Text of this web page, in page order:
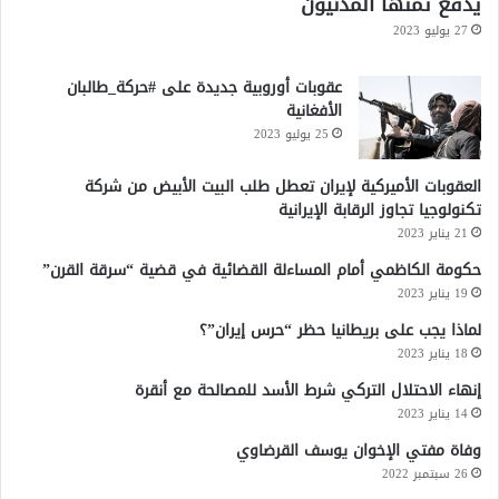
27 يوليو 2023
عقوبات أوروبية جديدة على #حركة_طالبان
الأفغانية
25 يوليو 2023
العقوبات الأميركية لإيران تعطل طلب البيت الأبيض من شركة
تكنولوجيا تجاوز الرقابة الإيرانية
21 يناير 2023
حكومة الكاظمي أمام المساءلة القضائية في قضية “سرقة القرن”
19 يناير 2023
لماذا يجب على بريطانيا حظر “حرس إيران”؟
18 يناير 2023
إنهاء الاحتلال التركي شرط الأسد للمصالحة مع أنقرة
14 يناير 2023
وفاة مفتي الإخوان يوسف القرضاوي
26 سبتمبر 2022